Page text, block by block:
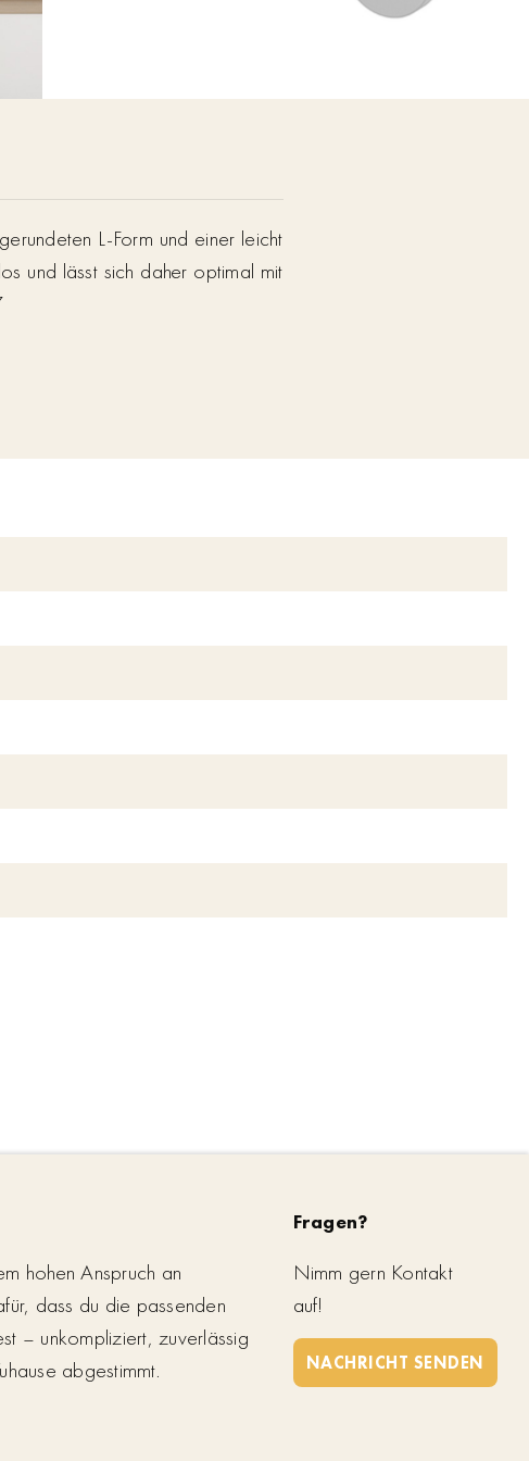
L-Form und einer leicht
und lässt sich daher optimal mit
hohen Anspruch an
dass du die passenden
– unkompliziert, zuverlässig
abgestimmt.
Fragen?
Nimm gern Kontakt
auf!
NACHRICHT SENDEN